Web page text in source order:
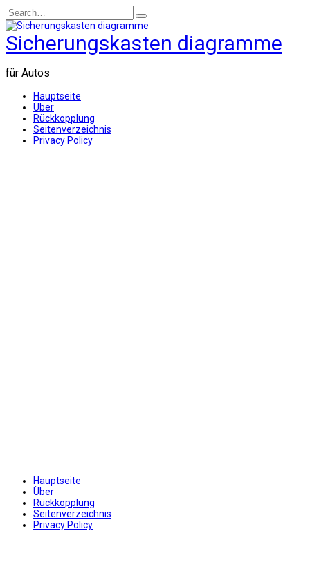
Skip
to
content
Search
for:
Sicherungskasten diagramme
für Autos
Hauptseite
Über
Rückkopplung
Seitenverzeichnis
Privacy Policy
Hauptseite
Über
Rückkopplung
Seitenverzeichnis
Privacy Policy